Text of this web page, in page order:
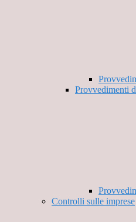
Provvedimenti
Controlli sulle imprese